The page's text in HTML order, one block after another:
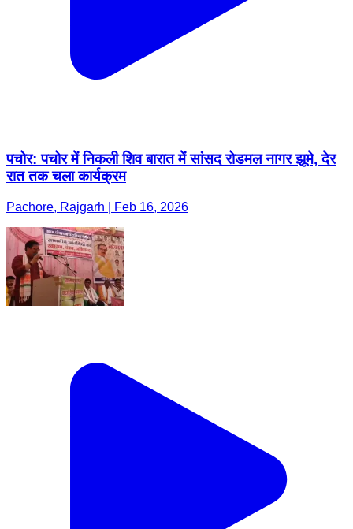
पचोर: पचोर में निकली शिव बारात में सांसद रोडमल नागर झूमे, देर
रात तक चला कार्यक्रम
Pachore, Rajgarh | Feb 16, 2026